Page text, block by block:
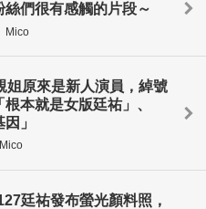
們很有感觸的片段～
Mico
姐原來是新人演員，綽號
本就是女版廷祐」、
」
Mico
廷祐發布螢光顏料照，